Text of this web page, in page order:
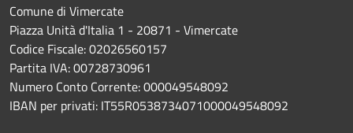
Comune di Vimercate
Piazza Unità d'Italia 1 - 20871 - Vimercate
Codice Fiscale: 02026560157
Partita IVA: 00728730961
Numero Conto Corrente: 000049548092
IBAN per privati: IT55R0538734071000049548092